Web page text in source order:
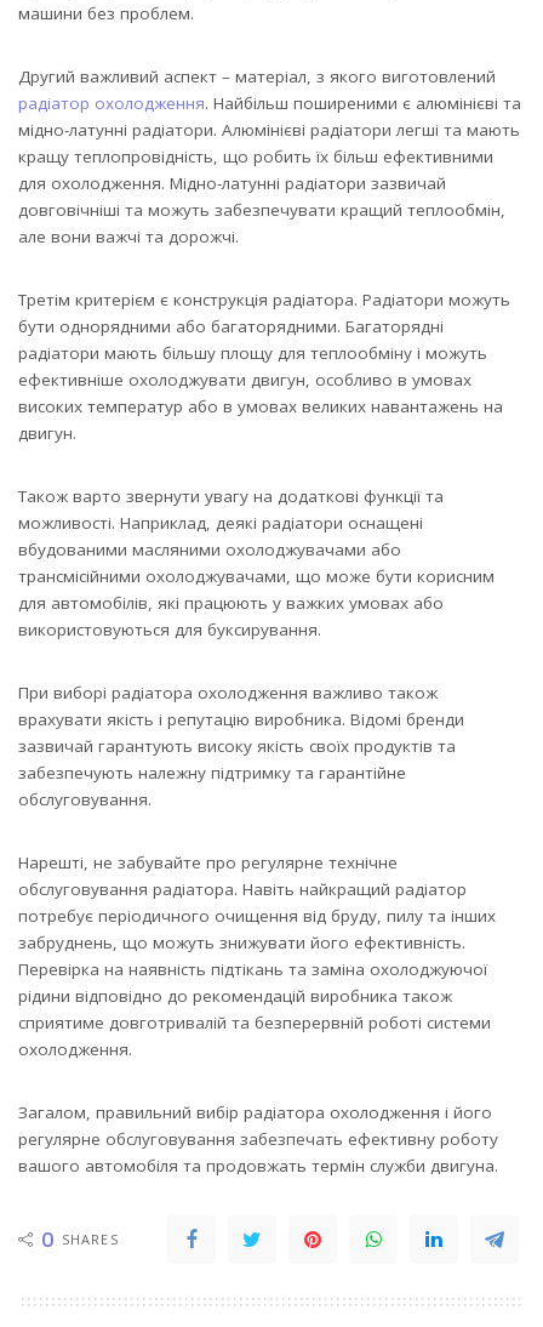
машини без проблем.
Другий важливий аспект – матеріал, з якого виготовлений
радіатор охолодження. Найбільш поширеними є алюмінієві та
мідно-латунні радіатори. Алюмінієві радіатори легші та мають
кращу теплопровідність, що робить їх більш ефективними
для охолодження. Мідно-латунні радіатори зазвичай
довговічніші та можуть забезпечувати кращий теплообмін,
але вони важчі та дорожчі.
Третім критерієм є конструкція радіатора. Радіатори можуть
бути однорядними або багаторядними. Багаторядні
радіатори мають більшу площу для теплообміну і можуть
ефективніше охолоджувати двигун, особливо в умовах
високих температур або в умовах великих навантажень на
двигун.
Також варто звернути увагу на додаткові функції та
можливості. Наприклад, деякі радіатори оснащені
вбудованими масляними охолоджувачами або
трансмісійними охолоджувачами, що може бути корисним
для автомобілів, які працюють у важких умовах або
використовуються для буксирування.
При виборі радіатора охолодження важливо також
врахувати якість і репутацію виробника. Відомі бренди
зазвичай гарантують високу якість своїх продуктів та
забезпечують належну підтримку та гарантійне
обслуговування.
Нарешті, не забувайте про регулярне технічне
обслуговування радіатора. Навіть найкращий радіатор
потребує періодичного очищення від бруду, пилу та інших
забруднень, що можуть знижувати його ефективність.
Перевірка на наявність підтікань та заміна охолоджуючої
рідини відповідно до рекомендацій виробника також
сприятиме довготривалій та безперервній роботі системи
охолодження.
Загалом, правильний вибір радіатора охолодження і його
регулярне обслуговування забезпечать ефективну роботу
вашого автомобіля та продовжать термін служби двигуна.
0 SHARES